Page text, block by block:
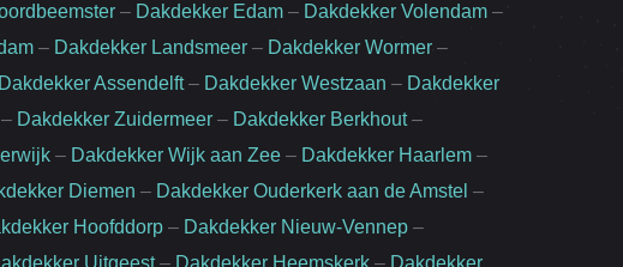
– Dakdekker Edam – Dakdekker Volendam –
– Dakdekker Landsmeer – Dakdekker Wormer –
Dakdekker Assendelft– Dakdekker Westzaan – Dakdekker
– Dakdekker Zuidermeer – Dakdekker Berkhout–
– Dakdekker Wijk aan Zee – Dakdekker Haarlem –
Diemen – Dakdekker Ouderkerk aan de Amstel –
Hoofddorp – Dakdekker Nieuw-Vennep –